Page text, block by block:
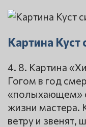
Картина Куст
4. 8. Картина
Гогом в год
«полыхающем»
жизни мастера.
ветру и звенят,